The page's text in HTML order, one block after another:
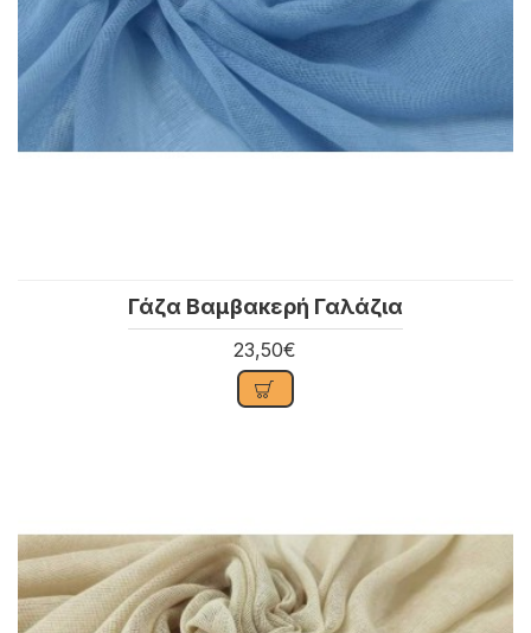
Γάζα Βαμβακερή Γαλάζια
23,50€